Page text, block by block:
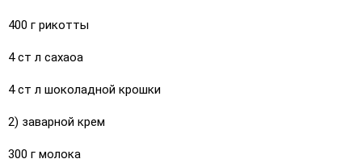
400 г рикотты
4 ст л сахаоа
4 ст л шоколадной крошки
2) заварной крем
300 г молока